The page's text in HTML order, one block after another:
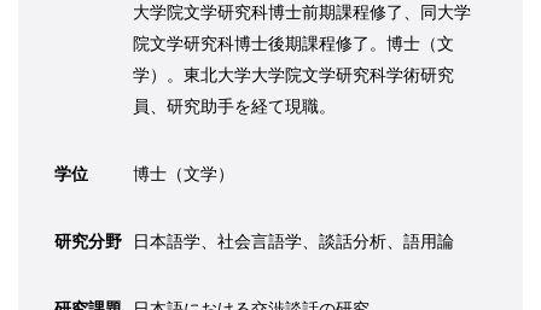
大学院文学研究科博士前期課程修了、同大学
院文学研究科博士後期課程修了。博士（文
学）。東北大学大学院文学研究科学術研究
員、研究助手を経て現職。
学位 博士（文学）
研究分野 日本語学、社会言語学、談話分析、語用論